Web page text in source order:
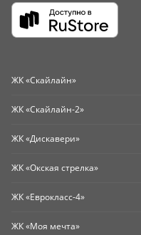
ЖК «Скайлайн»
ЖК «Скайлайн-2»
ЖК «Дискавери»
ЖК «Окская стрелка»
ЖК «Еврокласс-4»
ЖК «Моя мечта»